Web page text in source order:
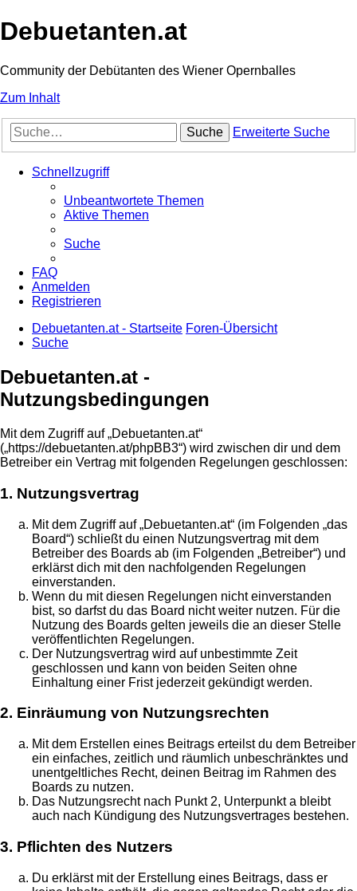
Debuetanten.at
Community der Debütanten des Wiener Opernballes
Zum Inhalt
Suche Erweiterte Suche
Schnellzugriff
Unbeantwortete Themen
Aktive Themen
Suche
FAQ
Anmelden
Registrieren
Debuetanten.at - Startseite Foren-Übersicht
Suche
Debuetanten.at -
Nutzungsbedingungen
Mit dem Zugriff auf „Debuetanten.at“
(„https://debuetanten.at/phpBB3“) wird zwischen dir und dem
Betreiber ein Vertrag mit folgenden Regelungen geschlossen:
1. Nutzungsvertrag
Mit dem Zugriff auf „Debuetanten.at“ (im Folgenden „das
Board“) schließt du einen Nutzungsvertrag mit dem
Betreiber des Boards ab (im Folgenden „Betreiber“) und
erklärst dich mit den nachfolgenden Regelungen
einverstanden.
Wenn du mit diesen Regelungen nicht einverstanden
bist, so darfst du das Board nicht weiter nutzen. Für die
Nutzung des Boards gelten jeweils die an dieser Stelle
veröffentlichten Regelungen.
Der Nutzungsvertrag wird auf unbestimmte Zeit
geschlossen und kann von beiden Seiten ohne
Einhaltung einer Frist jederzeit gekündigt werden.
2. Einräumung von Nutzungsrechten
Mit dem Erstellen eines Beitrags erteilst du dem Betreiber
ein einfaches, zeitlich und räumlich unbeschränktes und
unentgeltliches Recht, deinen Beitrag im Rahmen des
Boards zu nutzen.
Das Nutzungsrecht nach Punkt 2, Unterpunkt a bleibt
auch nach Kündigung des Nutzungsvertrages bestehen.
3. Pflichten des Nutzers
Du erklärst mit der Erstellung eines Beitrags, dass er